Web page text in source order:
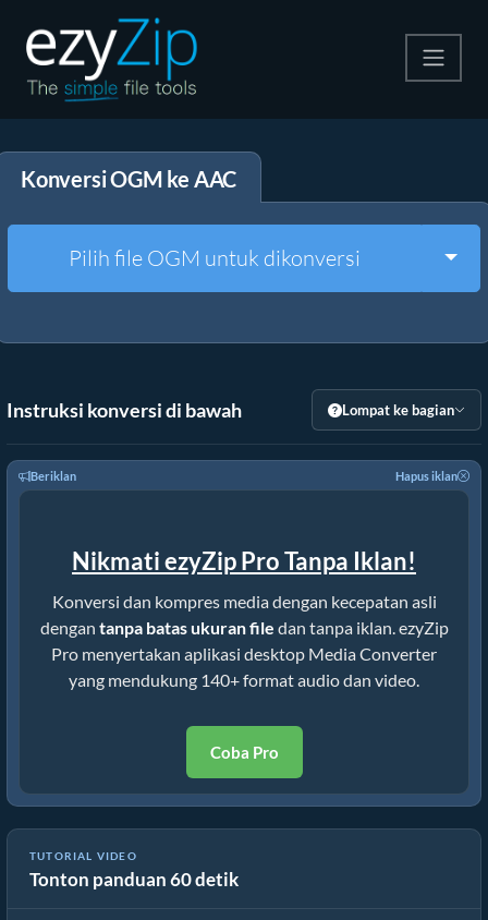
Ekstrak
Alat Lainnya
Konversi OGM ke AAC
Pilih file OGM untuk dikonversi
Instruksi konversi di bawah Lompat ke bagian
Beriklan Hapus iklan
Nikmati ezyZip Pro Tanpa Iklan!
Konversi dan kompres media dengan kecepatan asli
dengan tanpa batas ukuran file dan tanpa iklan. ezyZip
Pro menyertakan aplikasi desktop Media Converter
yang mendukung 140+ format audio dan video.
Coba Pro
TUTORIAL VIDEO
Tonton panduan 60 detik
Cara Mengonversi File ogm Online Gratis